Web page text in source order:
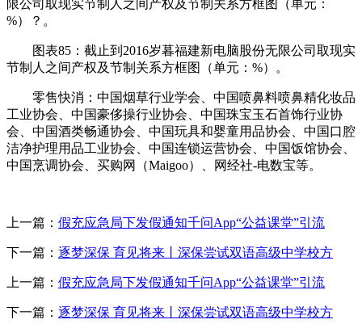
限公司取现实节制人之间产权及节制关系方框图（单元：
%）？。
图表85：截止到2016岁暮福建新电脑股份无限公司取现实
节制人之间产权及节制关系方框图（单元：%）。
零售快消：中国烟草行业学会、中国喷鼻料喷鼻精化妆品
工业协会、中国豪侈操行业协会、中国珠宝玉石首饰行业协
会、中国酒类畅通协会、中国玩具和婴童用品协会、中国口腔
洁净护理用品工业协会、中国连锁运营协会、中国饭馆协会、
中国烹调协会、买购网（Maigoo）、网经社-电数宝等。
上一篇： 假充应急局下发假通知千问App“公益课堂”引流
下一篇： 逐梦深保 育见将来丨深保尝试双语高级中学校方
上一篇： 假充应急局下发假通知千问App“公益课堂”引流
下一篇： 逐梦深保 育见将来丨深保尝试双语高级中学校方